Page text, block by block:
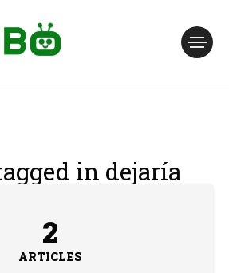
in dejaría
2
ARTICLES